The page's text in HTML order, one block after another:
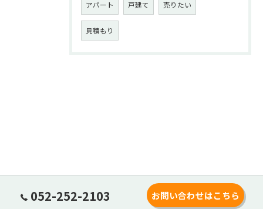
アパート 戸建て 売りたい
見積もり
052-252-2103 お問い合わせはこちら